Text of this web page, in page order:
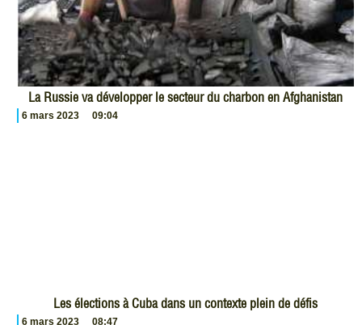
La Russie va développer le secteur du charbon en Afghanistan
6 mars 2023 09:04
Les élections à Cuba dans un contexte plein de défis
6 mars 2023 08:47